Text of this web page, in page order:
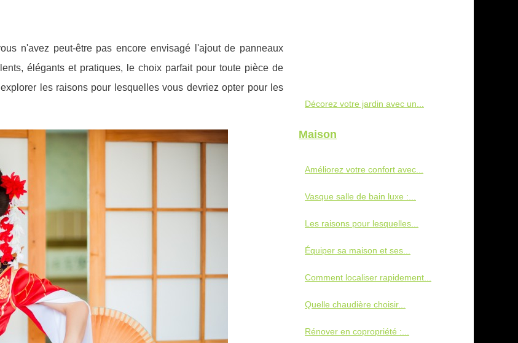
n'avez peut-être pas encore envisagé l'ajout de panneaux
élégants et pratiques, le choix parfait pour toute pièce de
les raisons pour lesquelles vous devriez opter pour les
Décorez votre jardin avec un...
Maison
Améliorez votre confort avec...
Vasque salle de bain luxe :...
Les raisons pour lesquelles...
Équiper sa maison et ses...
Comment localiser rapidement...
Quelle chaudière choisir...
Rénover en copropriété :...